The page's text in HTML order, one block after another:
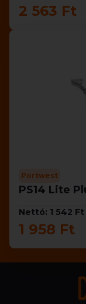
2 563 Ft
Portwest
PS14 Lite
Nettó: 1 542 Ft
1 958 Ft